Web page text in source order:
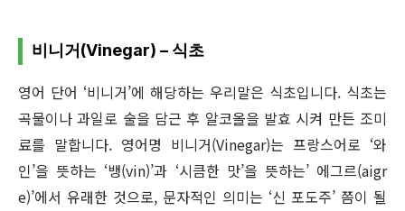
비니거(Vinegar) – 식초
영어 단어 ‘비니거’에 해당하는 우리말은 식초입니다. 식초는
곡물이나 과일로 술을 담근 후 알코올을 발효 시켜 만든 조미
료를 말합니다. 영어명 비니거(Vinegar)는 프랑스어로 ‘와
인’을 뜻하는 ‘뱅(vin)’과 ‘시큼한 맛’을 뜻하는’ 에그르(aigr
e)’에서 유래한 것으로, 문자적인 의미는 ‘신 포도주’ 쯤이 될